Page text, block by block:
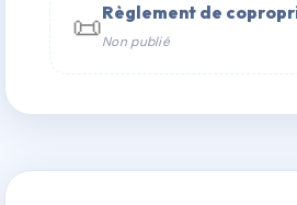
📞 Contacter Syndic Digital
📜Règlement de
Non publié